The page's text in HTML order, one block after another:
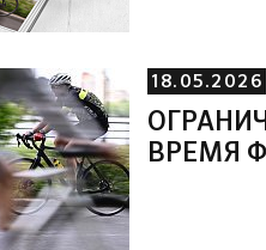
18.05.2026
ВРЕМЯ